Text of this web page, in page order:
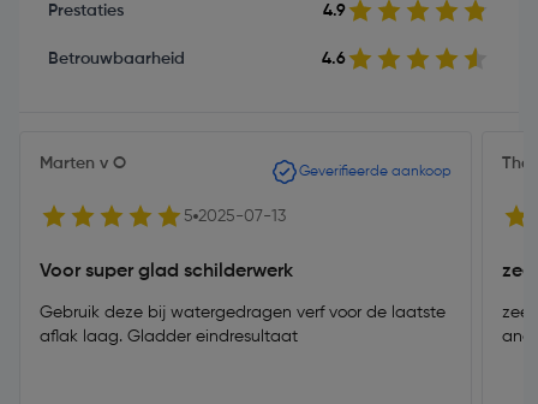
Prestaties 4.9
Betrouwbaarheid 4.6
Marten v O Geverifieerde aankoop
5 2025-07-13
Voor super glad schilderwerk
Gebruik deze bij watergedragen verf voor de laatste
aflak laag. Gladder eindresultaat